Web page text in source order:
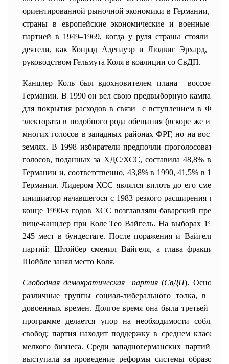
ориентированной рыночной экономики в Германии, а
страны в европейские экономические и военные
партией в 1949–1969, когда у руля страны стояли
деятели, как Конрад Аденауэр и Людвиг Эрхард, и
руководством Гельмута Коля в коалиции со СвДП.
Канцлер Коль был вдохновителем плана
Германии. В 1990 он вел свою предвыборную кампанию,
для покрытия расходов в связи с вступлением в ФРГ
электората в подобного рода обещания (вскоре же им
многих голосов в западных районах ФРГ, но на
землях. В 1998 избиратели предпочли проголосовать
голосов, поданных за ХДС/ХСС, составила 48,8% в
Германии и, соответственно, 43,8% в 1990, 41,5% в
Германии. Лидером ХСС являлся вплоть до его
инициатор начавшегося с 1983 резкого расширения
конце 1990-х годов ХСС возглавляли баварский
вице-канцлер при Коле Тео Вайгель. На выборах 1998
245 мест в бундестаге. После поражения и Вайгель,
партий: Штойбер сменил Вайгеля, а глава фракции
Шойбле занял место Коля.
Свободная демократическая партия(СвДП).
различные группы социал-либерального толка, в
довоенных времен. Долгое время она была третьей по
программе делается упор на необходимости
свобод; партия находит поддержку в среднем классе, в
мелкого бизнеса. Среди западногерманских партий
выступала за проведение реформы системы